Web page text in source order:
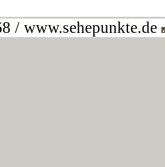
/ www.sehepunkte.de